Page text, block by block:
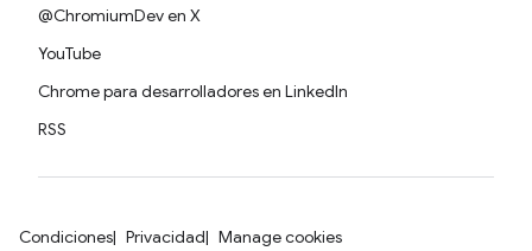
@ChromiumDev en X
YouTube
Chrome para desarrolladores en LinkedIn
RSS
Condiciones Privacidad Manage cookies